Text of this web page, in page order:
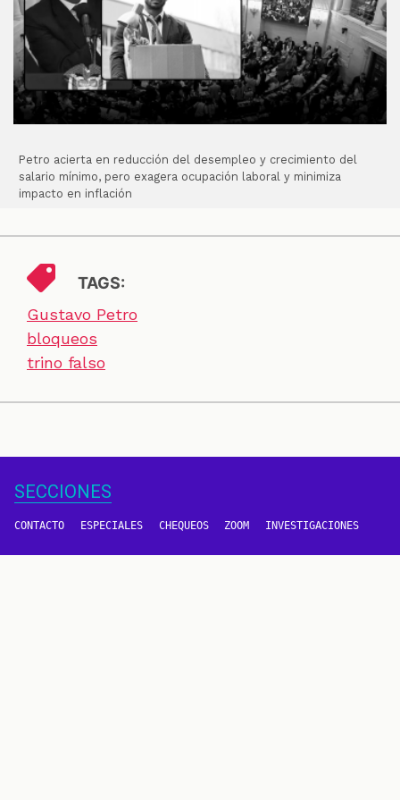
Petro acierta en reducción del desempleo y crecimiento del
salario mínimo, pero exagera ocupación laboral y minimiza
impacto en inflación
TAGS:
Gustavo Petro
bloqueos
trino falso
SECCIONES
CONTACTO ESPECIALES CHEQUEOS ZOOM INVESTIGACIONES